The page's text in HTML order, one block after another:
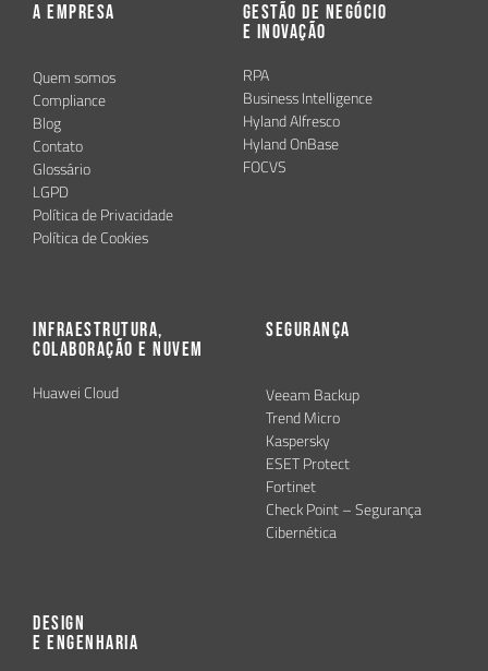
A Empresa
Quem somos
Compliance
Blog
Contato
Glossário
LGPD
Política de Privacidade
Política de Cookies
Gestão de Negócio
e Inovação
RPA
Business Intelligence
Hyland Alfresco
Hyland OnBase
FOCVS
Infraestrutura,
Colaboração e Nuvem
Huawei Cloud
Segurança
Veeam Backup
Trend Micro
Kaspersky
ESET Protect
Fortinet
Check Point – Segurança
Cibernética
Design
e Engenharia